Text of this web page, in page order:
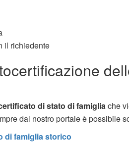
il richiedente
di stato di famiglia che
dal nostro portale è possibile
di famiglia storico